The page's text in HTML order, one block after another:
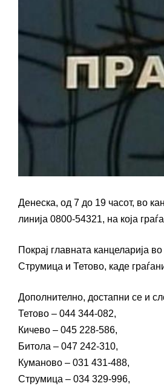
Денеска, од 7 до 19 часот, во
линија 0800-54321, на која
Покрај главната канцеларија
Струмица и Тетово, каде
Дополнително, достапни се и
Тетово – 044 344-082,
Кичево – 045 228-586,
Битола – 047 242-310,
Куманово – 031 431-488,
Струмица – 034 329-996,